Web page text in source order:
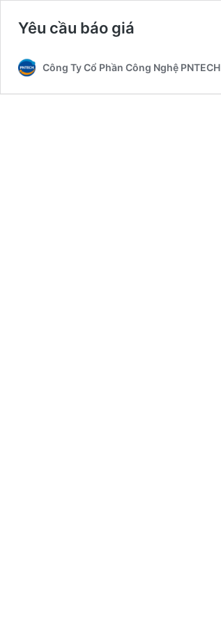
Yêu cầu báo giá
Công Ty Cổ Phần Công Nghệ PNTECH